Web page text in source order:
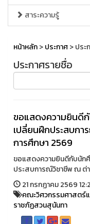
สาระความรู้
หน้าหลัก>ประกาศ> ประ
ประกาศรายชื่อ
ขอแสดงความยินดี
เปลี่ยนฝึกประสบกา
การศึกษา 2569
ขอแสดงความยินดีกับนัก
ประสบการณ์วิชาชีพ ณ ต่า
21 กรกฏาคม 2569
คณะวิศวกรรมศาสตร์
ราชภัฏสวนสุนันทา